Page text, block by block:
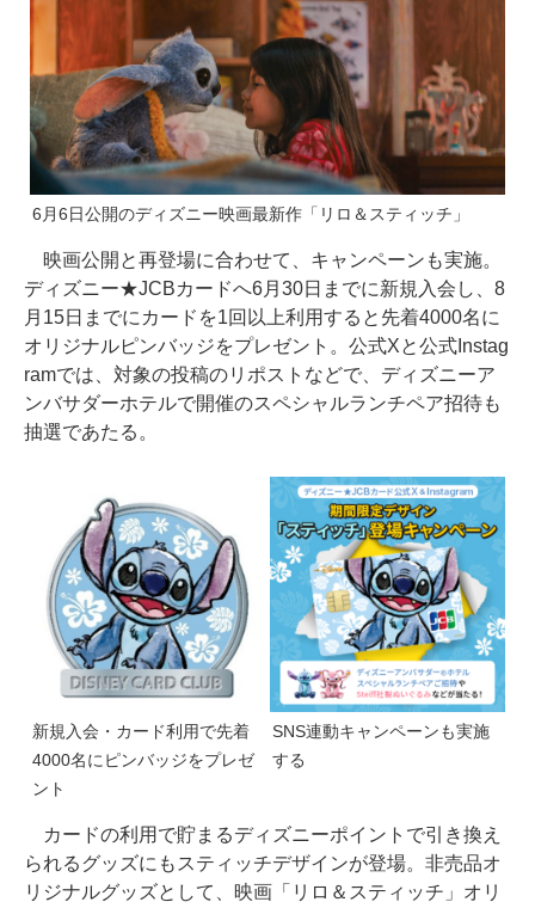
6月6日公開のディズニー映画最新作「リロ＆スティッチ」
映画公開と再登場に合わせて、キャンペーンも実施。
ディズニー★JCBカードへ6月30日までに新規入会し、8
月15日までにカードを1回以上利用すると先着4000名に
オリジナルピンバッジをプレゼント。公式Xと公式Instag
ramでは、対象の投稿のリポストなどで、ディズニーア
ンバサダーホテルで開催のスペシャルランチペア招待も
抽選であたる。
新規入会・カード利用で先着
4000名にピンバッジをプレゼ
ント
SNS連動キャンペーンも実施
する
カードの利用で貯まるディズニーポイントで引き換え
られるグッズにもスティッチデザインが登場。非売品オ
リジナルグッズとして、映画「リロ＆スティッチ」オリ